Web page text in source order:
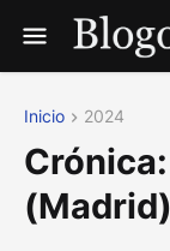
Inicio 2024